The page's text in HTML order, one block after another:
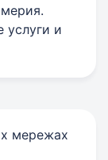
услуги и
мережах